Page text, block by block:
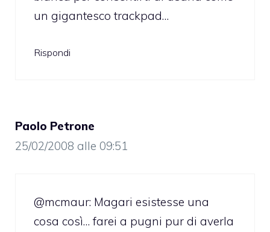
un gigantesco trackpad…
Rispondi
Paolo Petrone
25/02/2008 alle 09:51
@mcmaur: Magari esistesse una
cosa così… farei a pugni pur di averla